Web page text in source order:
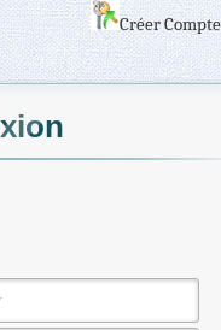
Créer Compte